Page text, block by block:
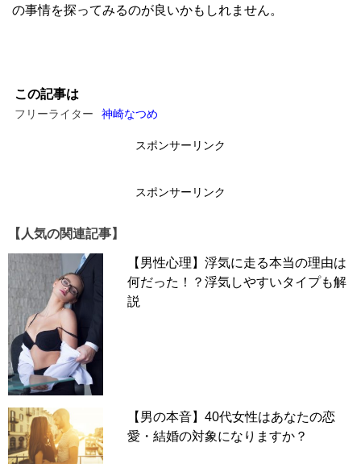
の事情を探ってみるのが良いかもしれません。
この記事は
フリーライター 神崎なつめ
スポンサーリンク
スポンサーリンク
【人気の関連記事】
【男性心理】浮気に走る本当の理由は
何だった！？浮気しやすいタイプも解
説
【男の本音】40代女性はあなたの恋
愛・結婚の対象になりますか？